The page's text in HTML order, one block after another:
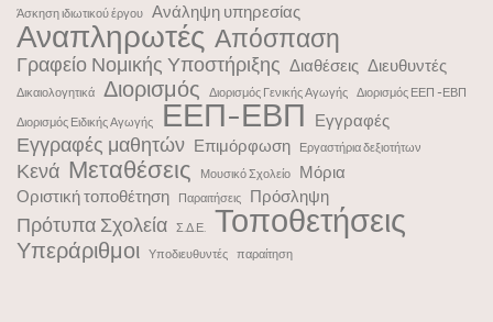
Άσκηση ιδιωτικού έργου Ανάληψη υπηρεσίας
Αναπληρωτές Απόσπαση
Γραφείο Νομικής Υποστήριξης Διαθέσεις Διευθυντές
Δικαιολογητικά Διορισμός Διορισμός Γενικής Αγωγής Διορισμός ΕΕΠ -ΕΒΠ
Διορισμός Ειδικής Αγωγής ΕΕΠ-ΕΒΠ Εγγραφές
Εγγραφές μαθητών Επιμόρφωση Εργαστήρια δεξιοτήτων
Κενά Μεταθέσεις Μουσικό Σχολείο
Μόρια
Οριστική τοποθέτηση
Παραιτήσεις Πρόσληψη
Πρότυπα Σχολεία Σ.Δ.Ε. Τοποθετήσεις
Υπεράριθμοι Υποδιευθυντές παραίτηση